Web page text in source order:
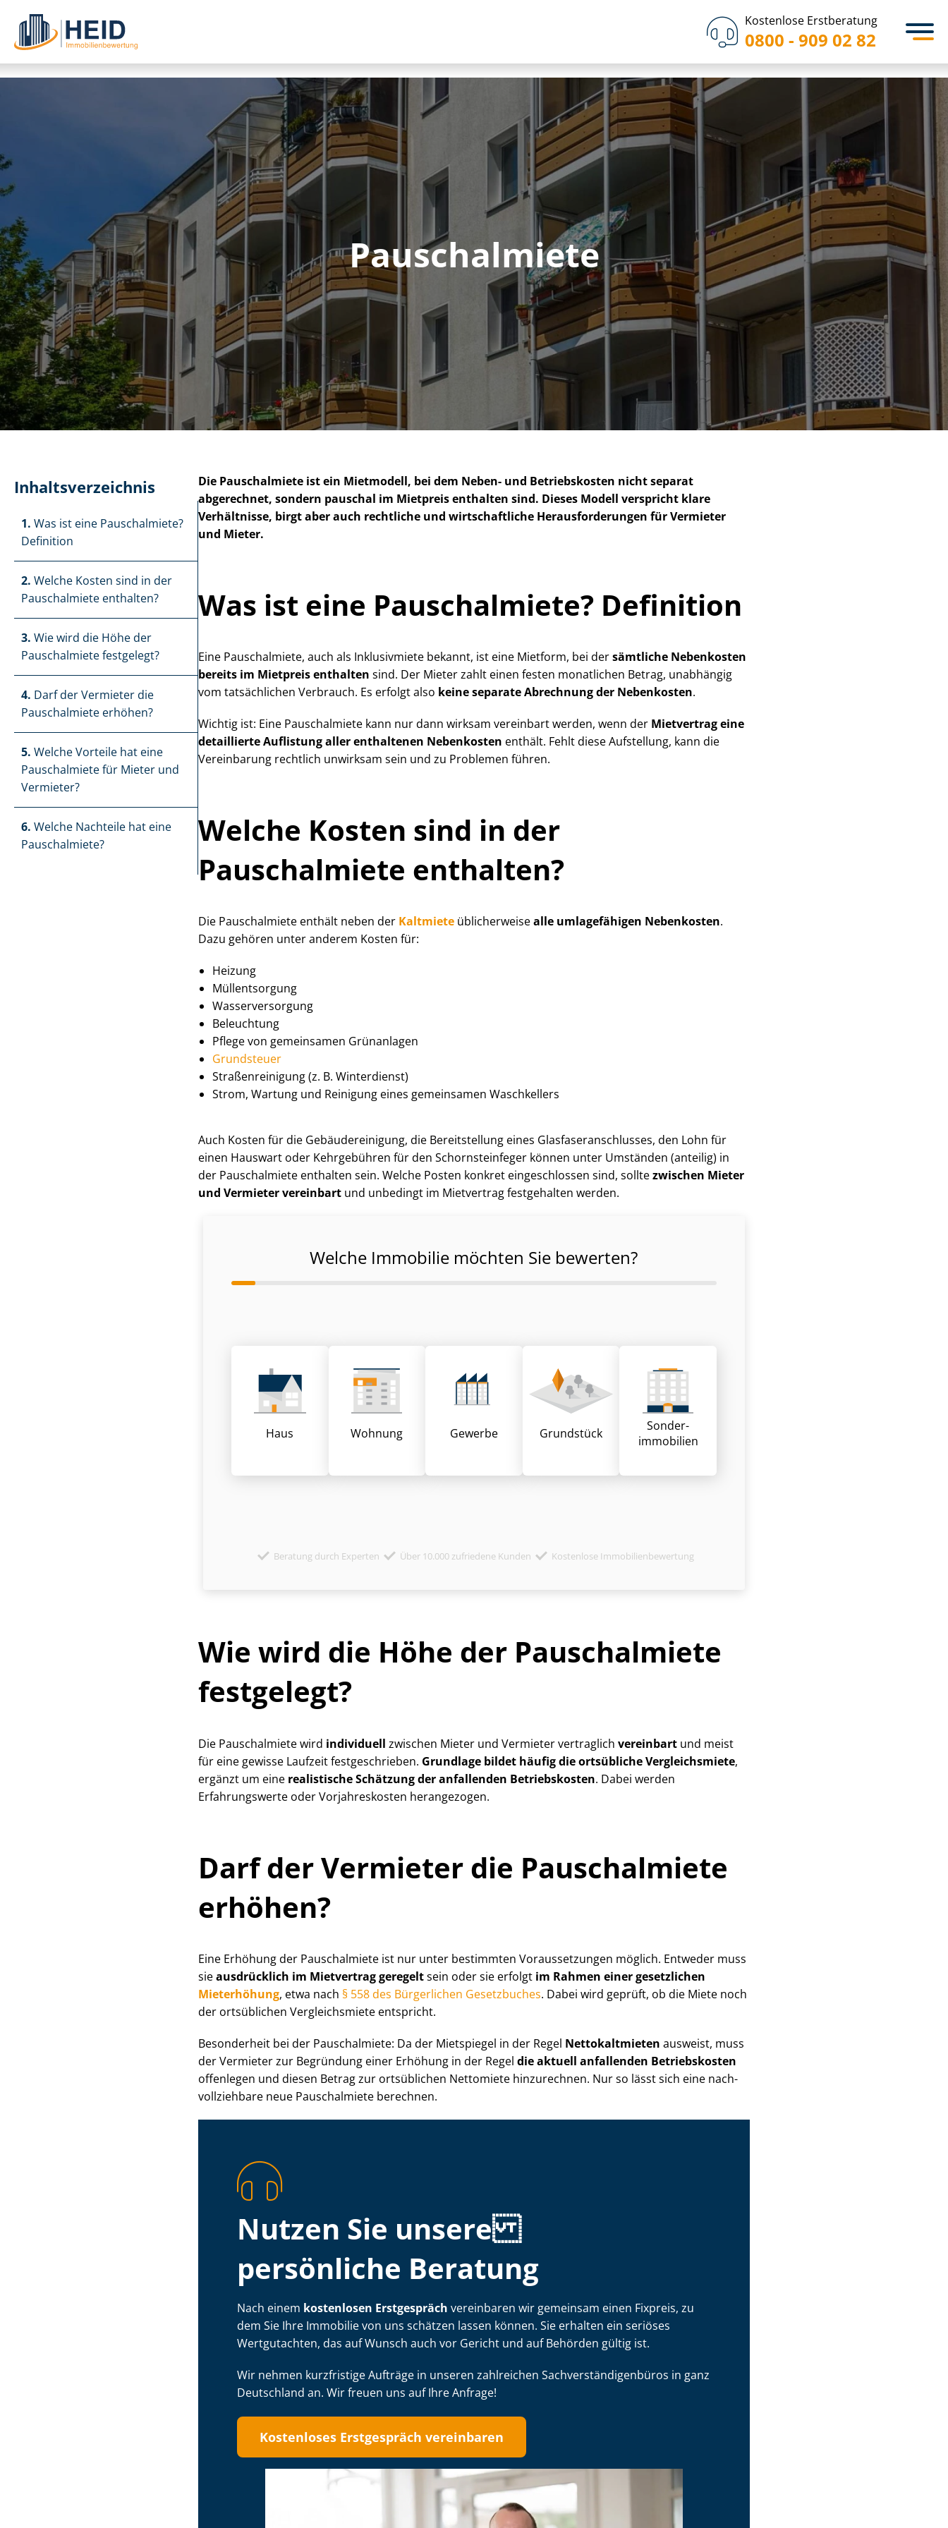
Kostenlose Erstberatung
0800 - 909 02 82
Pauschalmiete
In­halts­ver­zeich­nis
1. Was ist eine Pauschalmiete?
Definition
2. Welche Kosten sind in der
Pauschalmiete enthalten?
3. Wie wird die Höhe der
Pauschalmiete festgelegt?
4. Darf der Vermieter die
Pauschalmiete erhöhen?
5. Welche Vorteile hat eine
Pauschalmiete für Mieter und
Vermieter?
6. Welche Nachteile hat eine
Pauschalmiete?
Die Pauschalmiete ist ein Mietmodell, bei dem Neben- und Betriebskosten nicht separat
abgerechnet, sondern pauschal im Mietpreis enthalten sind. Dieses Modell verspricht klare
Verhältnisse, birgt aber auch rechtliche und wirtschaftliche Her­aus­for­de­run­gen für Vermieter
und Mieter.
Was ist eine Pauschalmiete? Definition
Eine Pauschalmiete, auch als Inklusivmiete bekannt, ist eine Mietform, bei dersämtliche Nebenkosten
bereits im Mietpreis enthalten sind. Der Mieter zahlt einen festen monatlichen Betrag, unabhängig
vom tatsächlichen Verbrauch. Es erfolgt also keine separate Abrechnung der Nebenkosten.
Wichtig ist: Eine Pauschalmiete kann nur dann wirksam vereinbart werden, wenn der Mietvertrag eine
detaillierte Auflistung aller enthaltenen Nebenkosten enthält. Fehlt diese Aufstellung, kann die
Vereinbarung rechtlich unwirksam sein und zu Problemen führen.
Welche Kosten sind in der
Pauschalmiete enthalten?
Die Pauschalmiete enthält neben der Kaltmieteüblicherweisealle umlagefähigen Nebenkosten.
Dazu gehören unter anderem Kosten für:
Heizung
Müllentsorgung
Was­ser­ver­sor­gung
Beleuchtung
Pflege von gemeinsamen Grünanlagen
Grundsteuer
Stra­ßen­rei­ni­gung (z. B. Winterdienst)
Strom, Wartung und Reinigung eines gemeinsamen Waschkellers
Auch Kosten für die Ge­bäu­de­rei­ni­gung, die Bereitstellung eines Glas­fa­ser­an­schlus­ses, den Lohn für
einen Hauswart oder Kehrgebühren für den Schorn­stein­fe­ger können unter Umständen (anteilig) in
der Pauschalmiete enthalten sein. Welche Posten konkret eingeschlossen sind, solltezwischen Mieter
und Vermieter vereinbartund unbedingt im Mietvertrag festgehalten werden.
Welche Immobilie möchten Sie bewerten?
Haus Wohnung Gewerbe Grund­stück
Sonder­
immobilien
Beratung durch Experten Über 10.000 zufriedene Kunden Kostenlose Immobilienbewertung
Wie wird die Höhe der Pauschalmiete
festgelegt?
Die Pauschalmiete wird individuell zwischen Mieter und Vermieter vertraglich vereinbartund meist
für eine gewisse Laufzeit festgeschrieben. Grundlage bildet häufig die ortsübliche Vergleichsmiete,
ergänzt um eine realistische Schätzung der anfallenden Betriebskosten. Dabei werden
Erfahrungswerte oder Vorjahreskosten herangezogen.
Darf der Vermieter die Pauschalmiete
erhöhen?
Eine Erhöhung der Pauschalmiete ist nur unter bestimmten Voraussetzungen möglich. Entweder muss
sieausdrücklich im Mietvertrag geregeltsein oder sie erfolgt im Rahmen einer gesetzlichen
Mieterhöhung, etwa nach § 558 des Bürgerlichen Gesetzbuches. Dabei wird geprüft, ob die Miete noch
der ortsüblichen Vergleichsmiete entspricht.
Besonderheit bei der Pauschalmiete: Da der Mietspiegel in der Regel Nettokaltmieten ausweist, muss
der Vermieter zur Begründung einer Erhöhung in der Regel die aktuell anfallenden Betriebskosten
offenlegen und diesen Betrag zur ortsüblichen Nettomiete hinzurechnen. Nur so lässt sich eine nach­
voll­zieh­ba­re neue Pauschalmiete berechnen.
Nutzen Sie unsere
persönliche Beratung
Nach einem kostenlosen Erstgespräch vereinbaren wir gemeinsam einen Fixpreis, zu
dem Sie Ihre Immobilie von uns schätzen lassen können. Sie erhalten ein seriöses
Wertgutachten, das auf Wunsch auch vor Gericht und auf Behörden gültig ist.
Wir nehmen kurzfristige Aufträge in unseren zahlreichen Sach­ver­stän­di­gen­bü­ros in ganz
Deutschland an. Wir freuen uns auf Ihre Anfrage!
Kostenloses Erstgespräch vereinbaren